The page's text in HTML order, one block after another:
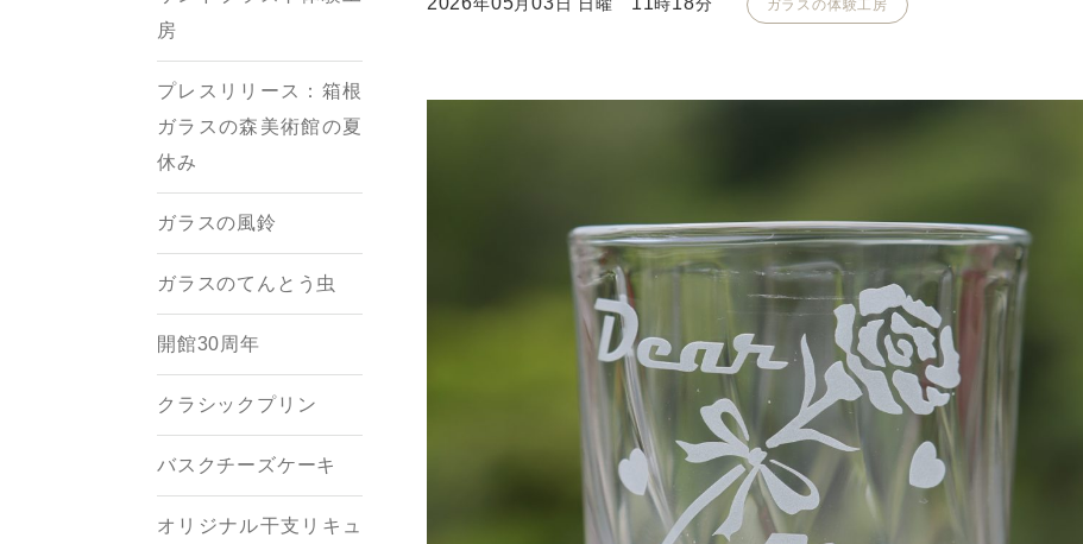
房
プレスリリース：箱根
ガラスの森美術館の夏
休み
ガラスの風鈴
ガラスのてんとう虫
開館30周年
クラシックプリン
バスクチーズケーキ
オリジナル干支リキュ
年 月 日 日曜 時 分 ガラスの体験工房